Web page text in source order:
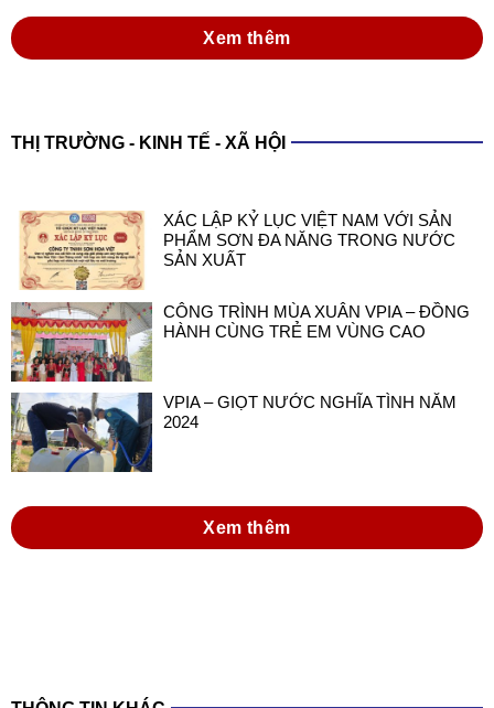
Xem thêm
THỊ TRƯỜNG - KINH TẾ - XÃ HỘI
XÁC LẬP KỶ LỤC VIỆT NAM VỚI SẢN
PHẨM SƠN ĐA NĂNG TRONG NƯỚC
SẢN XUẤT
CÔNG TRÌNH MÙA XUÂN VPIA – ĐỒNG
HÀNH CÙNG TRẺ EM VÙNG CAO
VPIA – GIỌT NƯỚC NGHĨA TÌNH NĂM
2024
Xem thêm